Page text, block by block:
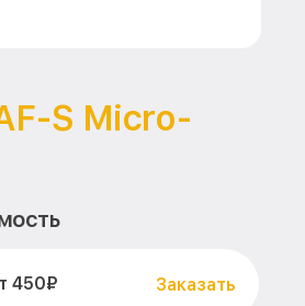
S Micro-
450₽ Заказать